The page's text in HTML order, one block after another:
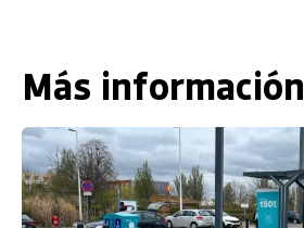
Más información